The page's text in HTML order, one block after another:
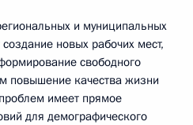
и муниципальных
новых рабочих мест,
свободного
повышение качества жизни
имеет прямое
для демографического